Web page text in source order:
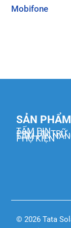
Mobifone
SẢN PHẨM
TẤM PIN
PIN LƯU TRỮ
TẤM PIN
PHỤ KIỆN
© 2026 Tata